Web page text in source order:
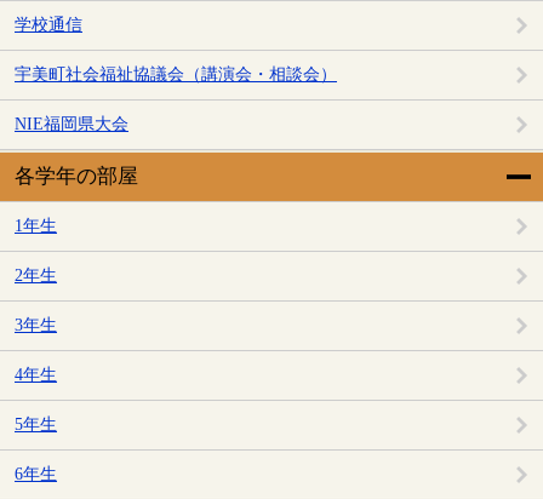
学校通信
宇美町社会福祉協議会（講演会・相談会）
NIE福岡県大会
各学年の部屋
1年生
2年生
3年生
4年生
5年生
6年生